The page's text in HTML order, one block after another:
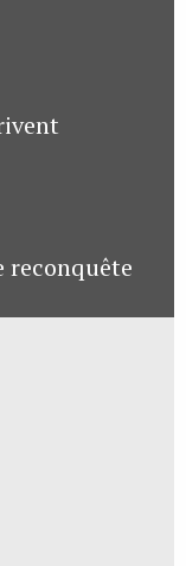
reconquête